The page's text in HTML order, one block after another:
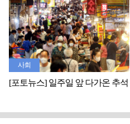
사회
[포토뉴스] 일주일 앞 다가온 추석